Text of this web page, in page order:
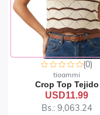
(0)
tioammi
Crop Top Tejido
USD11.99
Bs.: 9,063.24